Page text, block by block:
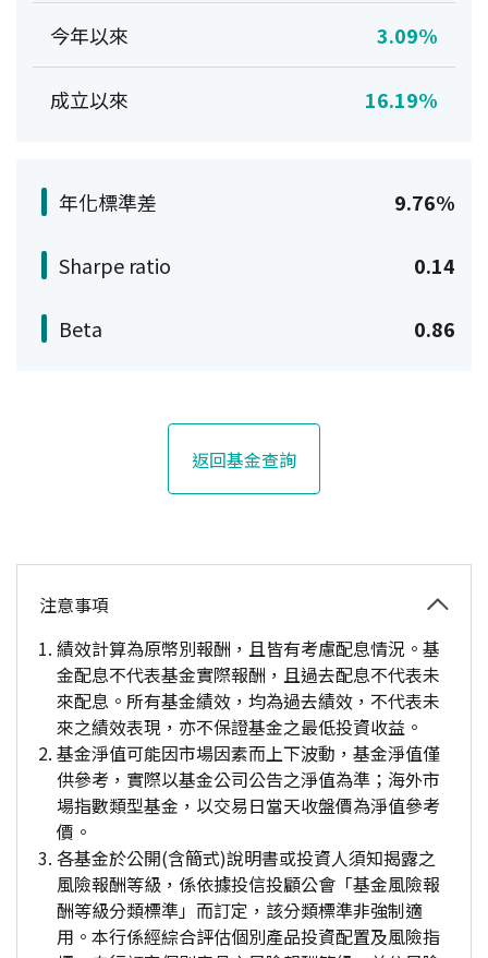
今年以來 3.09%
成立以來 16.19%
年化標準差 9.76%
Sharpe ratio 0.14
Beta 0.86
返回基金查詢
注意事項
績效計算為原幣別報酬，且皆有考慮配息情況。基
金配息不代表基金實際報酬，且過去配息不代表未
來配息。所有基金績效，均為過去績效，不代表未
來之績效表現，亦不保證基金之最低投資收益。
基金淨值可能因市場因素而上下波動，基金淨值僅
供參考，實際以基金公司公告之淨值為準；海外市
場指數類型基金，以交易日當天收盤價為淨值參考
價。
各基金於公開(含簡式)說明書或投資人須知揭露之
風險報酬等級，係依據投信投顧公會「基金風險報
酬等級分類標準」而訂定，該分類標準非強制適
用。本行係經綜合評估個別產品投資配置及風險指